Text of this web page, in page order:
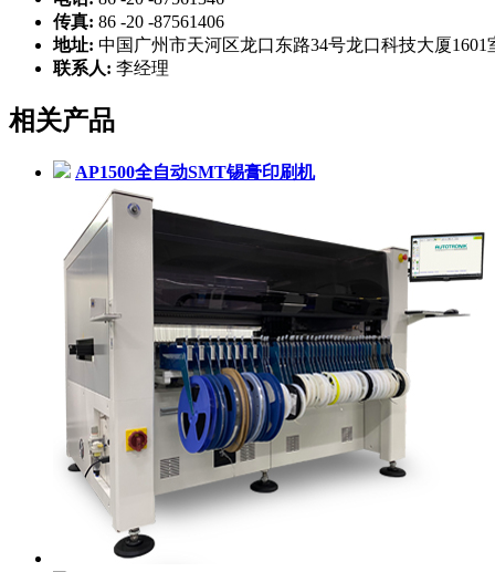
传真: 86 -20 -87561406
地址: 中国广州市天河区龙口东路34号龙口科技大厦1601
联系人: 李经理
相关产品
AP1500全自动SMT锡膏印刷机